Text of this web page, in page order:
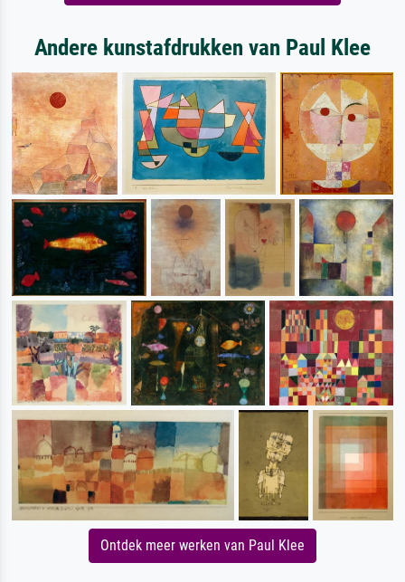
Andere kunstafdrukken van Paul Klee
Ontdek meer werken van Paul Klee